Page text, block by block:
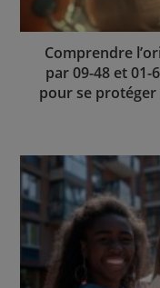
Comprendre
par 09-48 et
pour se protéger